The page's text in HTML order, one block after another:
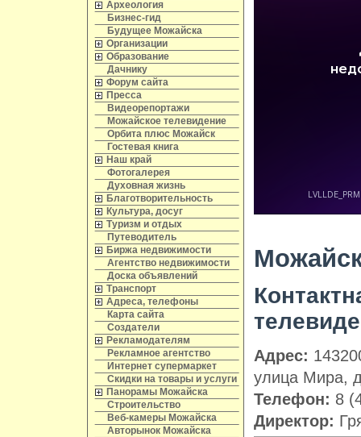
Археология
Бизнес-гид
Будущее Можайска
Организации
Образование
Дачнику
Форум сайта
Пресса
Видеорепортажи
Можайское телевидение
Орбита плюс Можайск
Гостевая книга
Наш край
Фотогалерея
Духовная жизнь
Благотворительность
Культура, досуг
Туризм и отдых
Путеводитель
Биржа недвижимости
Агентство недвижимости
Доска объявлений
Транспорт
Адреса, телефоны
Карта сайта
Создатели
Рекламодателям
Рекламное агентство
Интернет супермаркет
Скидки на товары и услуги
Панорамы Можайска
Строительство
Веб-камеры Можайска
Авторынок Можайска
Адрес:
улица Мира,
Телефон: 8
Директор: